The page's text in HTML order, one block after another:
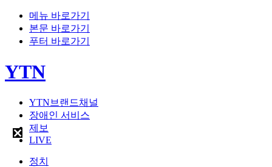
메뉴 바로가기
본문 바로가기
푸터 바로가기
YTN
YTN브랜드채널
장애인 서비스
제보
LIVE
정치